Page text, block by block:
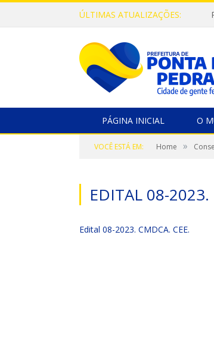
ÚLTIMAS ATUALIZAÇÕES:
PÁGINA INICIAL O
VOCÊ ESTÁ EM: Home »
EDITAL 08-2023.
Edital 08-2023. CMDCA. CEE.